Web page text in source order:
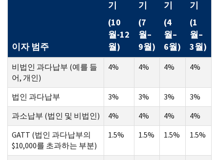
이자 범주
기
(10
월-12
월)
기
(7
월–
9월)
기
(4
월–
6월)
기
(1
월–
3월)
비법인 과다납부 (예를 들
어, 개인)
4% 4% 4% 4%
법인 과다납부 3% 3% 3%
3%
과소납부 (법인 및 비법인)
4% 4% 4%
4%
GATT (법인 과다납부의
$10,000를 초과하는 부분)
1.5% 1.5% 1.5% 1.5%